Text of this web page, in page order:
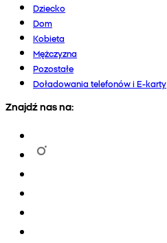
Dziecko
Dom
Kobieta
Mężczyzna
Pozostałe
Doładowania telefonów i E-karty
Znajdź nas na: